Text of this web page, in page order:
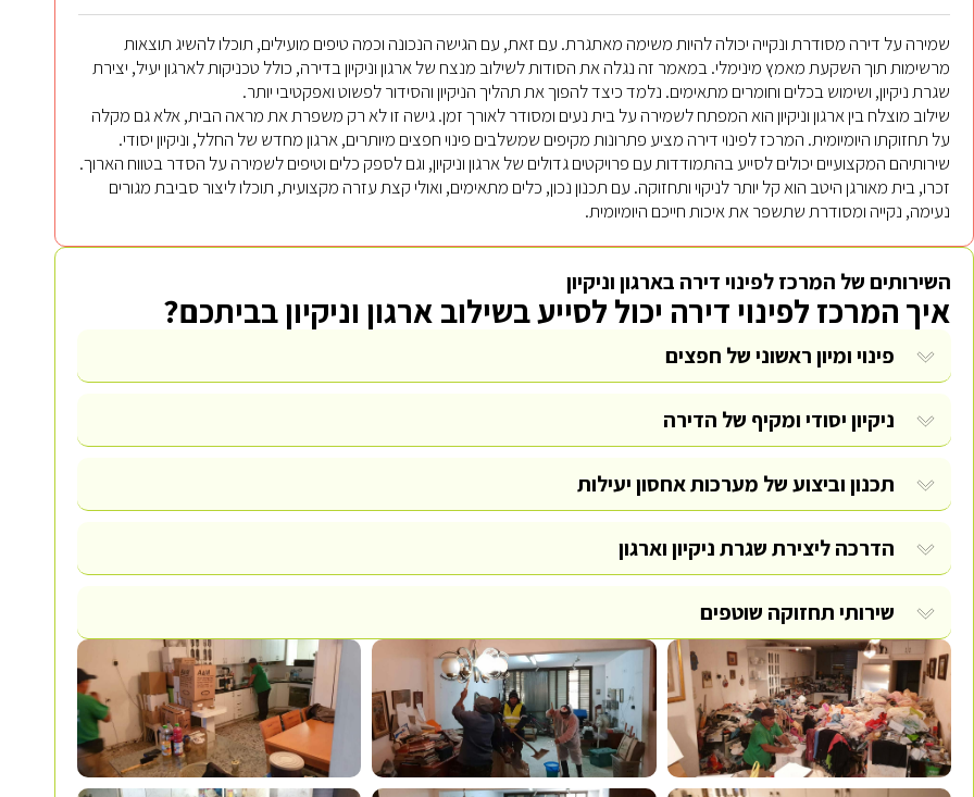
שמירה על דירה מסודרת ונקייה יכולה להיות משימה מאתגרת. עם זאת, עם הגישה הנכונה וכמה טיפים מועילים, תוכלו להשיג תוצאות
מרשימות תוך השקעת מאמץ מינימלי. במאמר זה נגלה את הסודות לשילוב מנצח של ארגון וניקיון בדירה, כולל טכניקות לארגון יעיל, יצירת
שגרת ניקיון, ושימוש בכלים וחומרים מתאימים. נלמד כיצד להפוך את תהליך הניקיון והסידור לפשוט ואפקטיבי יותר.
שילוב מוצלח בין ארגון וניקיון הוא המפתח לשמירה על בית נעים ומסודר לאורך זמן. גישה זו לא רק משפרת את מראה הבית, אלא גם מקלה
על תחזוקתו היומיומית. המרכז לפינוי דירה מציע פתרונות מקיפים שמשלבים פינוי חפצים מיותרים, ארגון מחדש של החלל, וניקיון יסודי.
שירותיהם המקצועיים יכולים לסייע בהתמודדות עם פרויקטים גדולים של ארגון וניקיון, וגם לספק כלים וטיפים לשמירה על הסדר בטווח הארוך.
זכרו, בית מאורגן היטב הוא קל יותר לניקוי ותחזוקה. עם תכנון נכון, כלים מתאימים, ואולי קצת עזרה מקצועית, תוכלו ליצור סביבת מגורים
נעימה, נקייה ומסודרת שתשפר את איכות חייכם היומיומית.
השירותים של המרכז לפינוי דירה בארגון וניקיון
איך המרכז לפינוי דירה יכול לסייע בשילוב ארגון וניקיון בביתכם?
פינוי ומיון ראשוני של חפצים
ניקיון יסודי ומקיף של הדירה
תכנון וביצוע של מערכות אחסון יעילות
הדרכה ליצירת שגרת ניקיון וארגון
שירותי תחזוקה שוטפים